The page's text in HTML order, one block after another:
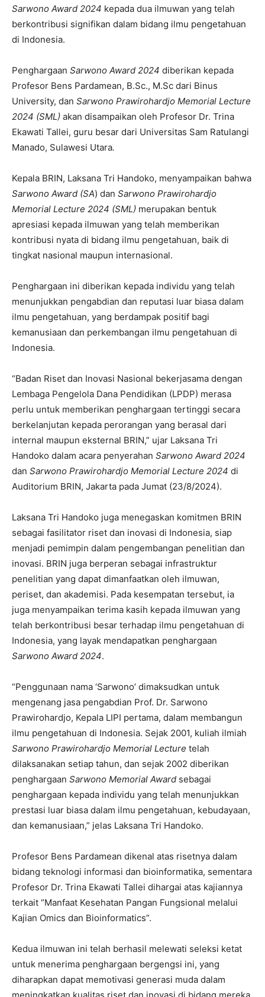
Sarwono Award 2024 kepada dua ilmuwan yang telah
berkontribusi signifikan dalam bidang ilmu pengetahuan
di Indonesia.
Penghargaan Sarwono Award 2024 diberikan kepada
Profesor Bens Pardamean, B.Sc., M.Sc dari Binus
University, dan Sarwono Prawirohardjo Memorial Lecture
2024 (SML) akan disampaikan oleh Profesor Dr. Trina
Ekawati Tallei, guru besar dari Universitas Sam Ratulangi
Manado, Sulawesi Utara.
Kepala BRIN, Laksana Tri Handoko, menyampaikan bahwa
Sarwono Award (SA) dan Sarwono Prawirohardjo
Memorial Lecture 2024 (SML) merupakan bentuk
apresiasi kepada ilmuwan yang telah memberikan
kontribusi nyata di bidang ilmu pengetahuan, baik di
tingkat nasional maupun internasional.
Penghargaan ini diberikan kepada individu yang telah
menunjukkan pengabdian dan reputasi luar biasa dalam
ilmu pengetahuan, yang berdampak positif bagi
kemanusiaan dan perkembangan ilmu pengetahuan di
Indonesia.
“Badan Riset dan Inovasi Nasional bekerjasama dengan
Lembaga Pengelola Dana Pendidikan (LPDP) merasa
perlu untuk memberikan penghargaan tertinggi secara
berkelanjutan kepada perorangan yang berasal dari
internal maupun eksternal BRIN,” ujar Laksana Tri
Handoko dalam acara penyerahan Sarwono Award 2024
dan Sarwono Prawirohardjo Memorial Lecture 2024 di
Auditorium BRIN, Jakarta pada Jumat (23/8/2024).
Laksana Tri Handoko juga menegaskan komitmen BRIN
sebagai fasilitator riset dan inovasi di Indonesia, siap
menjadi pemimpin dalam pengembangan penelitian dan
inovasi. BRIN juga berperan sebagai infrastruktur
penelitian yang dapat dimanfaatkan oleh ilmuwan,
periset, dan akademisi. Pada kesempatan tersebut, ia
juga menyampaikan terima kasih kepada ilmuwan yang
telah berkontribusi besar terhadap ilmu pengetahuan di
Indonesia, yang layak mendapatkan penghargaan
Sarwono Award 2024.
“Penggunaan nama ‘Sarwono’ dimaksudkan untuk
mengenang jasa pengabdian Prof. Dr. Sarwono
Prawirohardjo, Kepala LIPI pertama, dalam membangun
ilmu pengetahuan di Indonesia. Sejak 2001, kuliah ilmiah
Sarwono Prawirohardjo Memorial Lecture telah
dilaksanakan setiap tahun, dan sejak 2002 diberikan
penghargaan Sarwono Memorial Award sebagai
penghargaan kepada individu yang telah menunjukkan
prestasi luar biasa dalam ilmu pengetahuan, kebudayaan,
dan kemanusiaan,” jelas Laksana Tri Handoko.
Profesor Bens Pardamean dikenal atas risetnya dalam
bidang teknologi informasi dan bioinformatika, sementara
Profesor Dr. Trina Ekawati Tallei dihargai atas kajiannya
terkait “Manfaat Kesehatan Pangan Fungsional melalui
Kajian Omics dan Bioinformatics”.
Kedua ilmuwan ini telah berhasil melewati seleksi ketat
untuk menerima penghargaan bergengsi ini, yang
diharapkan dapat memotivasi generasi muda dalam